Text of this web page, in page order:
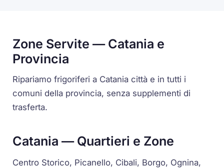
Zone Servite — Catania e
Provincia
Ripariamo frigoriferi a Catania città e in tutti i
comuni della provincia, senza supplementi di
trasferta.
Catania — Quartieri e Zone
Centro Storico, Picanello, Cibali, Borgo, Ognina,